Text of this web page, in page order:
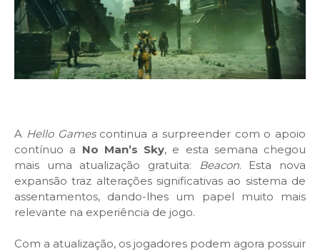
A Hello Gamescontinua a surpreender com o apoio
contínuo a No Man’s Sky, e esta semana chegou
mais uma atualização gratuita: Beacon. Esta nova
expansão traz alterações significativas ao sistema de
assentamentos, dando-lhes um papel muito mais
relevante na experiência de jogo.
Com a atualização, os jogadores podem agora possuir